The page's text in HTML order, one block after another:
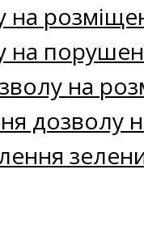
на
на
дозволу